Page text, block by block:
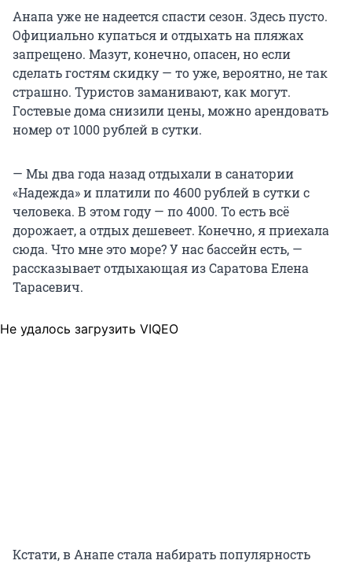
Анапа уже не надеется спасти сезон. Здесь пусто.
Официально купаться и отдыхать на пляжах
запрещено. Мазут, конечно, опасен, но если
сделать гостям скидку — то уже, вероятно, не так
страшно. Туристов заманивают, как могут.
Гостевые дома снизили цены, можно арендовать
номер от 1000 рублей в сутки.
— Мы два года назад отдыхали в санатории
«Надежда» и платили по 4600 рублей в сутки с
человека. В этом году — по 4000. То есть всё
дорожает, а отдых дешевеет. Конечно, я приехала
сюда. Что мне это море? У нас бассейн есть, —
рассказывает отдыхающая из Саратова Елена
Тарасевич.
Не удалось загрузить VIQEO
Кстати, в Анапе стала набирать популярность